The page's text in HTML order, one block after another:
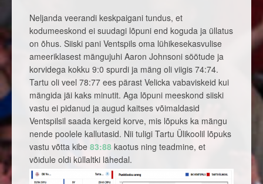
Neljanda veerandi keskpaigani tundus, et
kodumeeskond ei suudagi lõpuni end koguda ja üllatus
on õhus. Siiski pani Ventspils oma lühikesekasvulise
ameeriklasest mängujuhi Aaron Johnsoni söötude ja
korvidega kokku 9:0 spurdi ja mäng oli viigis 74:74.
Tartu oli veel 78:77 ees pärast Velicka vabaviskeid kui
mängida jäi kaks minutit. Aga lõpuni meeskond siiski
vastu ei pidanud ja augud kaitses võimaldasid
Ventspilsil saada kergeid korve, mis lõpuks ka mängu
nende poolele kallutasid. Nii tuligi Tartu Ülikoolil lõpuks
vastu võtta kibe 83:88 kaotus ning teadmine, et
võidule oldi küllaltki lähedal.